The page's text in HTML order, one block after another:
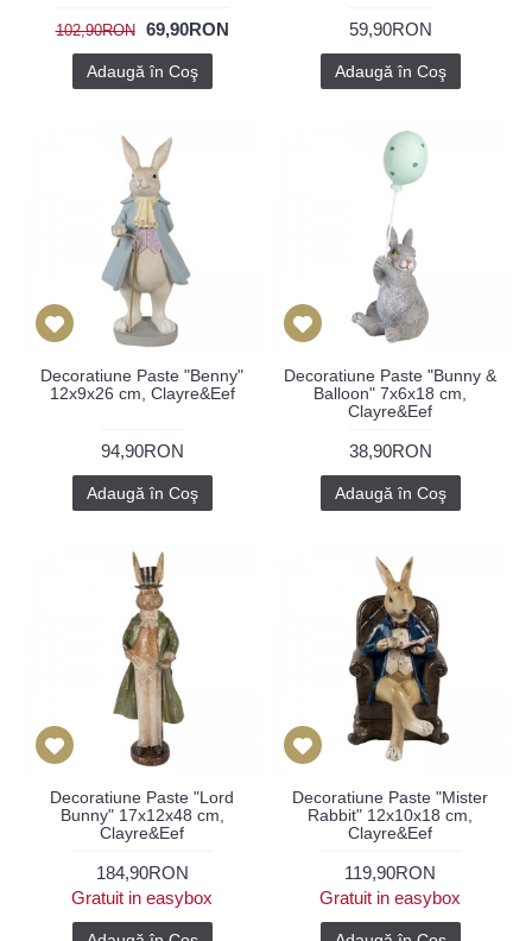
102,90RON 69,90RON
Adaugă în Coş
59,90RON
Adaugă în Coş
Decoratiune Paste "Benny"
12x9x26 cm, Clayre&Eef
94,90RON
Adaugă în Coş
Decoratiune Paste "Bunny &
Balloon" 7x6x18 cm,
Clayre&Eef
38,90RON
Adaugă în Coş
Decoratiune Paste "Lord
Bunny" 17x12x48 cm,
Clayre&Eef
184,90RON
Gratuit in easybox
Decoratiune Paste "Mister
Rabbit" 12x10x18 cm,
Clayre&Eef
119,90RON
Gratuit in easybox